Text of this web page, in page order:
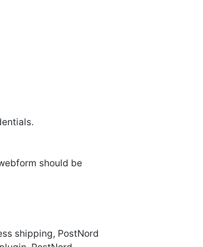
should be
shipping, PostNord